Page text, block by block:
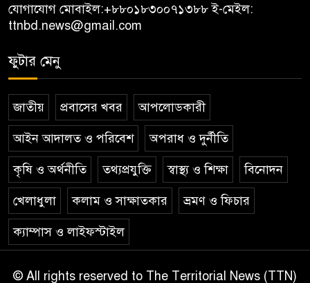
যোগাযোগ মোবাইল:+৮৮০১৮৩০০৭১৩৮৮ই-মেইল:
ttnbd.news@gmail.com
ফুটার মেনু
জাতীয় প্রবাসের খবর আপলোডকারী
আইন আদালত ও পরিবেশ অপরাধ ও দুর্নীতি
কৃষি ও অর্থনীতি তথ্যপ্রযুক্তি স্বাস্থ্য ও শিক্ষা বিনোদন
খেলাধুলা কলাম ও সাক্ষাতকার ভ্রমণ ও ফিচার
ক্যাম্পাস ও লাইফস্টাইল
© All rights reserved to The Territorial News (TTN)